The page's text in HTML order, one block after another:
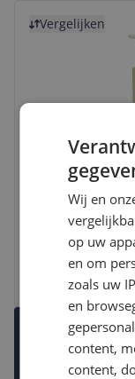
Vergelijken
Babor
Een
Wij en
op uw
en om
zoals uw
en
content,
content,